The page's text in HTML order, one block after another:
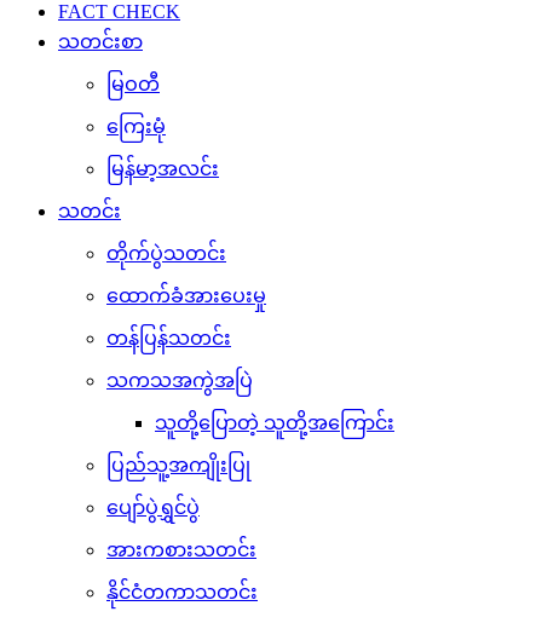
FACT CHECK
သတင်းစာ
မြဝတီ
ကြေးမုံ
မြန်မာ့အလင်း
သတင်း
တိုက်ပွဲသတင်း
ထောက်ခံအားပေးမှု
တန်ပြန်သတင်း
သကသအကွဲအပြဲ
သူတို့ပြောတဲ့ သူတို့အကြောင်း
ပြည်သူ့အကျိုးပြု
ပျော်ပွဲရွှင်ပွဲ
အားကစားသတင်း
နိုင်ငံတကာသတင်း